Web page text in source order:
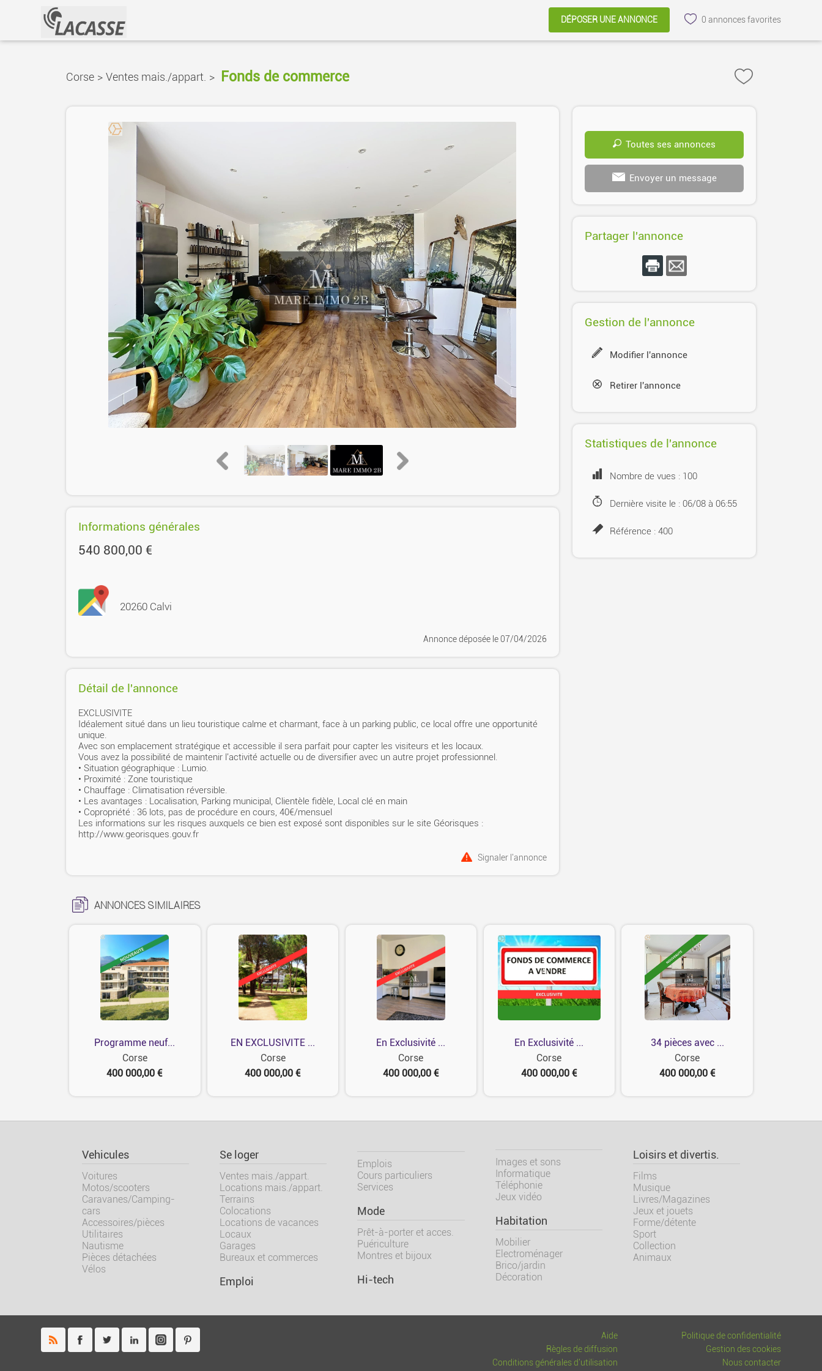
DÉPOSER UNE ANNONCE 0 annonces favorites
Corse > Ventes mais./appart. > Fonds de commerce
Informations générales
540 800,00 €
20260 Calvi
Annonce déposée le 07/04/2026
Détail de l'annonce
EXCLUSIVITE
Idéalement situé dans un lieu touristique calme et charmant, face à un parking public, ce local offre une opportunité
unique.
Avec son emplacement stratégique et accessible il sera parfait pour capter les visiteurs et les locaux.
Vous avez la possibilité de maintenir l'activité actuelle ou de diversifier avec un autre projet professionnel.
• Situation géographique : Lumio.
• Proximité : Zone touristique
• Chauffage : Climatisation réversible.
• Les avantages : Localisation, Parking municipal, Clientèle fidèle, Local clé en main
• Copropriété : 36 lots, pas de procédure en cours, 40€/mensuel
Les informations sur les risques auxquels ce bien est exposé sont disponibles sur le site Géorisques :
http://www.georisques.gouv.fr
Signaler l'annonce
Toutes ses annonces
Envoyer un message
Partager l'annonce
Gestion de l'annonce
Modifier l'annonce
Retirer l'annonce
Statistiques de l'annonce
Nombre de vues : 100
Dernière visite le : 06/08 à 06:55
Référence : 400
ANNONCES SIMILAIRES
Programme neuf...
Corse
400 000,00 €
EN EXCLUSIVITE ...
Corse
400 000,00 €
En Exclusivité ...
Corse
400 000,00 €
En Exclusivité ...
Corse
400 000,00 €
34 pièces avec ...
Corse
400 000,00 €
Vehicules
Voitures
Motos/scooters
Caravanes/Camping-
cars
Accessoires/pièces
Utilitaires
Nautisme
Pièces détachées
Vélos
Se loger
Ventes mais./appart.
Locations mais./appart.
Terrains
Colocations
Locations de vacances
Locaux
Garages
Bureaux et commerces
Emploi
Emplois
Cours particuliers
Services
Mode
Prêt-à-porter et acces.
Puériculture
Montres et bijoux
Hi-tech
Images et sons
Informatique
Téléphonie
Jeux vidéo
Habitation
Mobilier
Electroménager
Brico/jardin
Décoration
Loisirs et divertis.
Films
Musique
Livres/Magazines
Jeux et jouets
Forme/détente
Sport
Collection
Animaux
Aide
Règles de diffusion
Conditions générales d'utilisation
Politique de confidentialité
Gestion des cookies
Nous contacter